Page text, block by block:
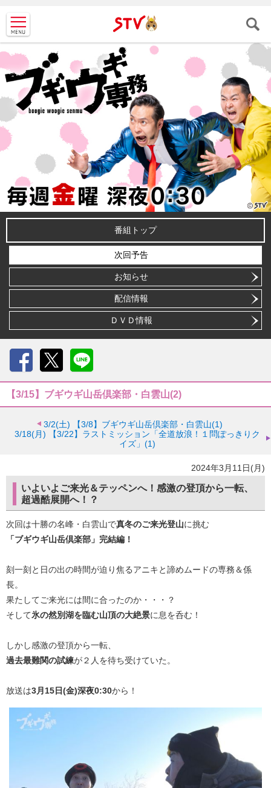
ＳＴＶ札
幌テレビ
番組トップ
次回予告
お知らせ
配信情報
ＤＶＤ情報
【3/15】ブギウギ山岳倶楽部・白雲山(2)
3/2(土)
【3/8】ブギウギ山岳倶楽部・白雲山(1)
3/18(月)
【3/22】ラストミッション「全道放浪！１問ぽっきりク
イズ」(1)
2024年3月11日(月)
いよいよご来光＆テッペンへ！感激の登頂から一転、
超過酷展開へ！？
次回は十勝の名峰・白雲山で真冬のご来光登山に挑む
「ブギウギ山岳倶楽部」完結編！
刻一刻と日の出の時間が迫り焦るアニキと諦めムードの専務＆係
長。
果たしてご来光には間に合ったのか・・・？
そして氷の然別湖を臨む山頂の大絶景に息を呑む！
しかし感激の登頂から一転、
過去最難関の試練が２人を待ち受けていた。
放送は3月15日(金)深夜0:30から！